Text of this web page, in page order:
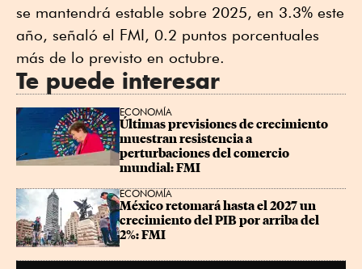
se mantendrá estable sobre 2025, en 3.3% este
año, señaló el FMI, 0.2 puntos porcentuales
más de lo previsto en octubre.
Te puede interesar
ECONOMÍA
Últimas previsiones de crecimiento
muestran resistencia a
perturbaciones del comercio
mundial: FMI
ECONOMÍA
México retomará hasta el 2027 un
crecimiento del PIB por arriba del
2%: FMI